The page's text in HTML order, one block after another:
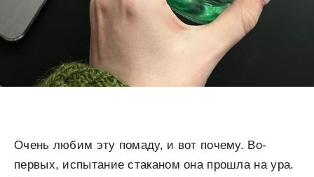
Очень любим эту помаду, и вот почему. Во-
первых, испытание стаканом она прошла на ура.